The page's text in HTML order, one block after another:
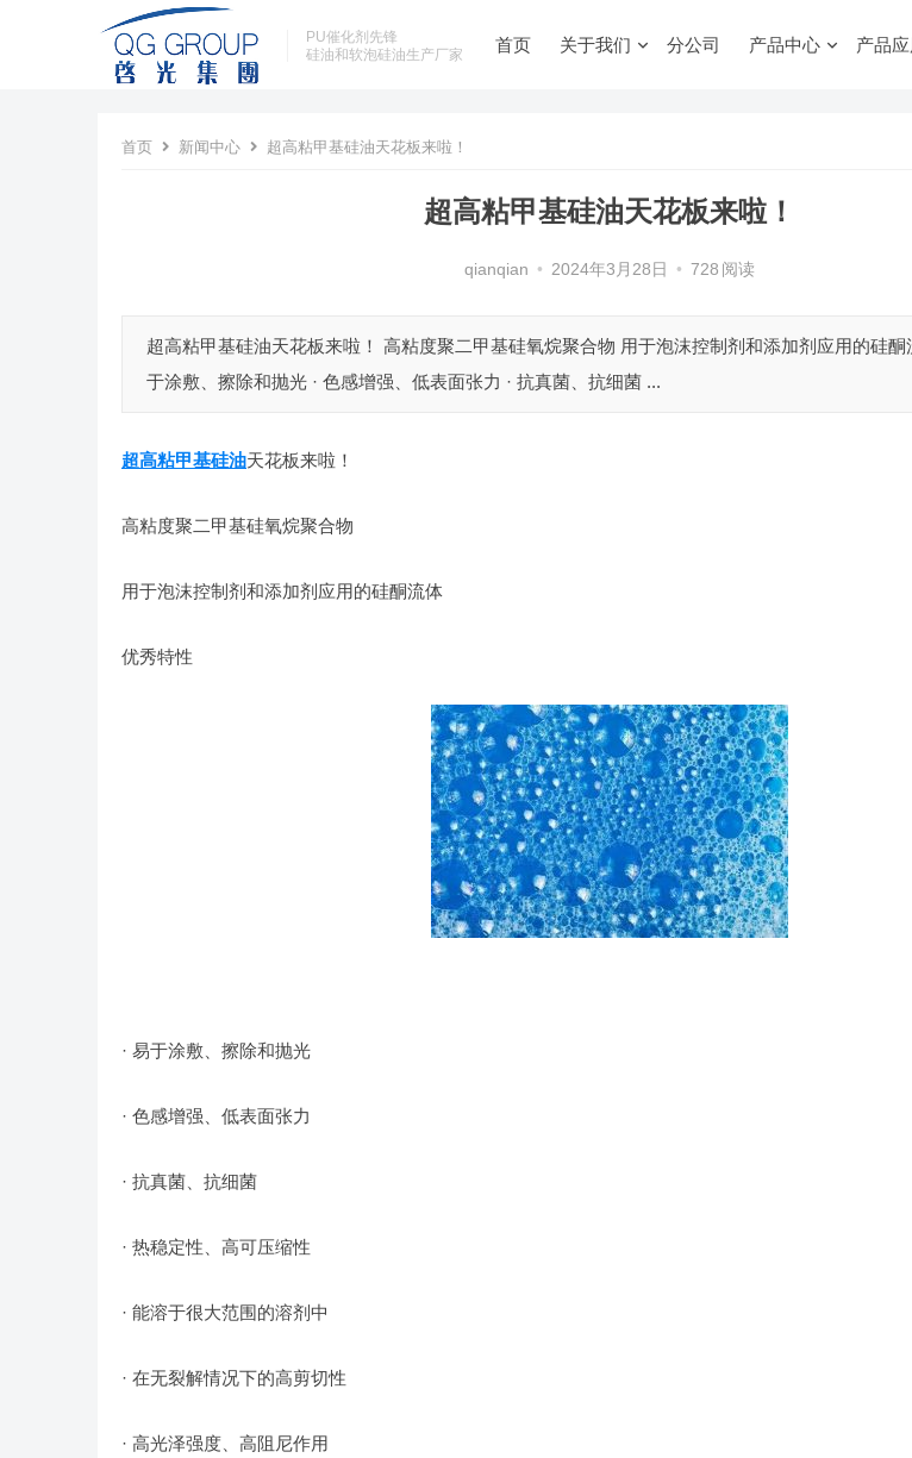
PU催化剂先锋
硅油和软泡硅油生产厂家
首页 关于我们 分公司 产品中心 产品
首页 新闻中心 超高粘甲基硅油天花板来啦！
超高粘甲基硅油天花板来啦！
qianqian • 2024年3月28日 • 728 阅读
超高粘甲基硅油天花板来啦！ 高粘度聚二甲基硅氧烷聚合物 用于泡沫控制剂和添加剂应用的硅
于涂敷、擦除和抛光 · 色感增强、低表面张力 · 抗真菌、抗细菌 ...
超高粘甲基硅油天花板来啦！
高粘度聚二甲基硅氧烷聚合物
用于泡沫控制剂和添加剂应用的硅酮流体
优秀特性
· 易于涂敷、擦除和抛光
· 色感增强、低表面张力
· 抗真菌、抗细菌
· 热稳定性、高可压缩性
· 能溶于很大范围的溶剂中
· 在无裂解情况下的高剪切性
· 高光泽强度、高阻尼作用